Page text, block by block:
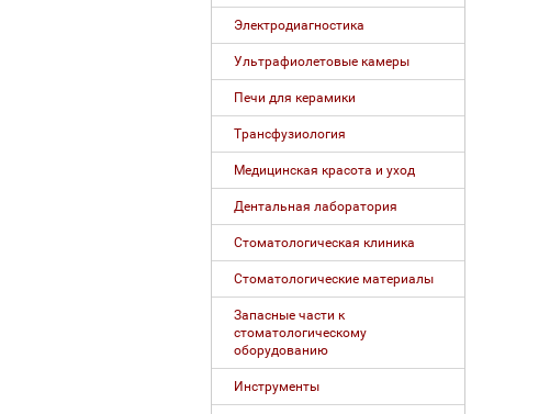
Электродиагностика
Ультрафиолетовые камеры
Печи для керамики
Трансфузиология
Медицинская красота и уход
Дентальная лаборатория
Стоматологическая клиника
Стоматологические материалы
Запасные части к
стоматологическому
оборудованию
Инструменты